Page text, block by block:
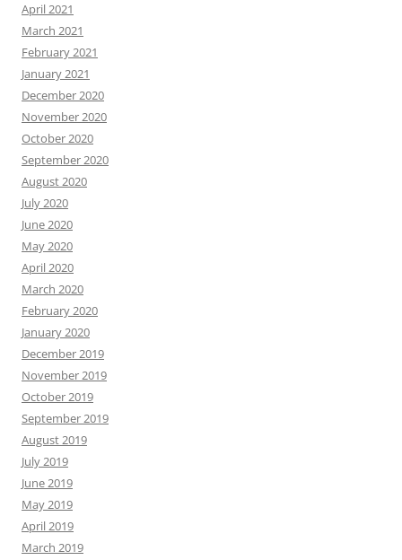
April 2021
March 2021
February 2021
January 2021
December 2020
November 2020
October 2020
September 2020
August 2020
July 2020
June 2020
May 2020
April 2020
March 2020
February 2020
January 2020
December 2019
November 2019
October 2019
September 2019
August 2019
July 2019
June 2019
May 2019
April 2019
March 2019